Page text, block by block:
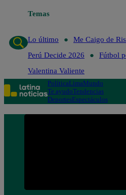
Temas
Lo último
Me Caigo de
Perú Decide 2026
Fútbol
Valentina Valiente
PolíticaLimaMundo
Te ayudoTendencias
DeportesEspectáculos